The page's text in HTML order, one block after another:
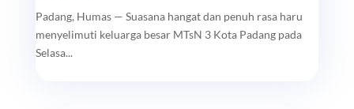
Padang, Humas — Suasana hangat dan penuh rasa haru
menyelimuti keluarga besar MTsN 3 Kota Padang pada
Selasa...